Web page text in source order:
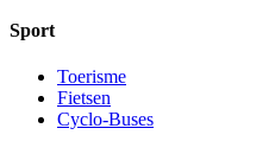
Sport
Toerisme
Fietsen
Cyclo-Buses